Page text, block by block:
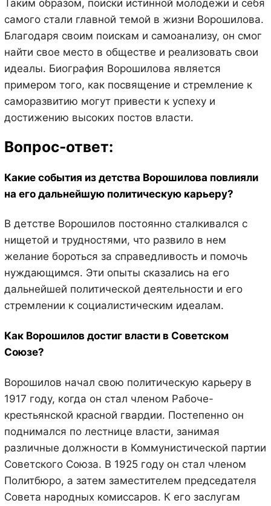
Таким образом, поиски истинной молодежи и себя
самого стали главной темой в жизни Ворошилова.
Благодаря своим поискам и самоанализу, он смог
найти свое место в обществе и реализовать свои
идеалы. Биография Ворошилова является
примером того, как посвящение и стремление к
саморазвитию могут привести к успеху и
достижению высоких постов власти.
Вопрос-ответ:
Какие события из детства Ворошилова повлияли
на его дальнейшую политическую карьеру?
В детстве Ворошилов постоянно сталкивался с
нищетой и трудностями, что развило в нем
желание бороться за справедливость и помочь
нуждающимся. Эти опыты сказались на его
дальнейшей политической деятельности и его
стремлении к социалистическим идеалам.
Как Ворошилов достиг власти в Советском
Союзе?
Ворошилов начал свою политическую карьеру в
1917 году, когда он стал членом Рабоче-
крестьянской красной гвардии. Постепенно он
поднимался по лестнице власти, занимая
различные должности в Коммунистической партии
Советского Союза. В 1925 году он стал членом
Политбюро, а затем заместителем председателя
Совета народных комиссаров. К его заслугам